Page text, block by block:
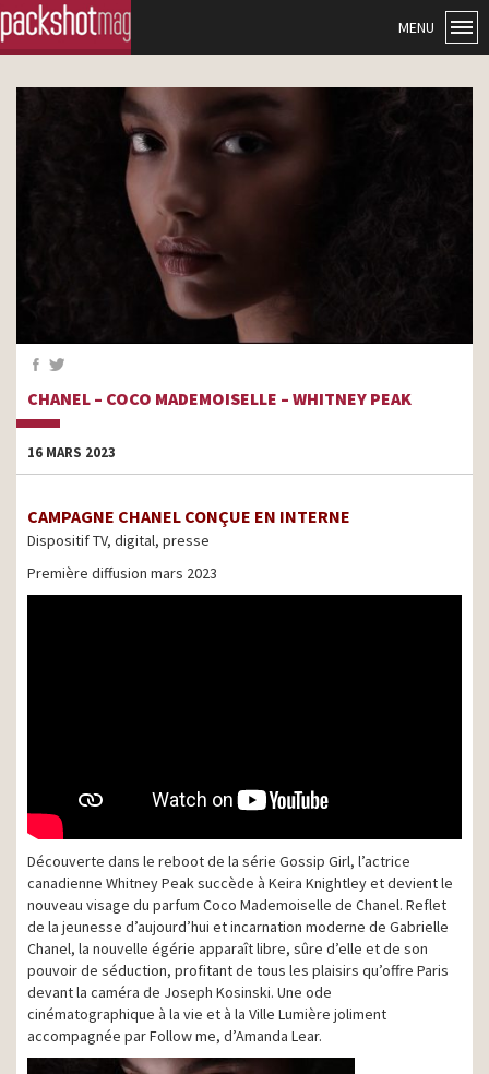
MENU
CHANEL – COCO MADEMOISELLE – WHITNEY PEAK
16 MARS 2023
CAMPAGNE CHANEL CONÇUE EN INTERNE
Dispositif TV, digital, presse
Première diffusion mars 2023
Découverte dans le reboot de la série Gossip Girl, l’actrice
canadienne Whitney Peak succède à Keira Knightley et devient le
nouveau visage du parfum Coco Mademoiselle de Chanel. Reflet
de la jeunesse d’aujourd’hui et incarnation moderne de Gabrielle
Chanel, la nouvelle égérie apparaît libre, sûre d’elle et de son
pouvoir de séduction, profitant de tous les plaisirs qu’offre Paris
devant la caméra de Joseph Kosinski. Une ode
cinématographique à la vie et à la Ville Lumière joliment
accompagnée par Follow me, d’Amanda Lear.